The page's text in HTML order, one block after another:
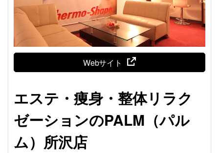
Webサイト
エステ・痩身・整体リラク
ゼーションのPALM（パル
ム）所沢店